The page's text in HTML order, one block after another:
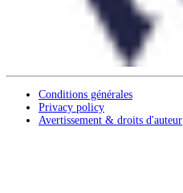
Conditions générales
Privacy policy
Avertissement & droits d'auteur